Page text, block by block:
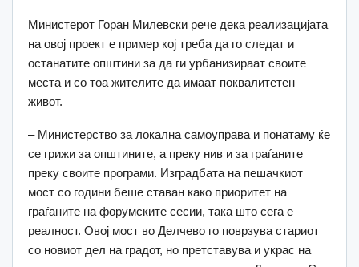
Министерот Горан Милевски рече дека реализацијата
на овој проект е пример кој треба да го следат и
останатите општини за да ги урбанизираат своите
места и со тоа жителите да имаат поквалитетен
живот.
– Министерство за локална самоуправа и понатаму ќе
се грижи за општините, а преку нив и за граѓаните
преку своите програми. Изградбата на пешачкиот
мост со години беше ставан како приоритет на
граѓаните на форумските сесии, така што сега е
реалност. Овој мост во Делчево го поврзува стариот
со новиот дел на градот, но претставува и украс на